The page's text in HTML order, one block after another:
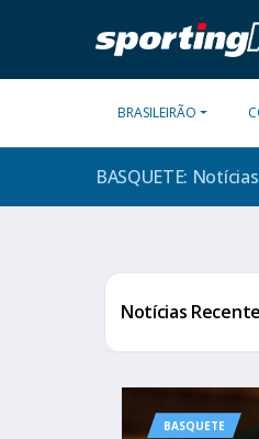
BRASILEIRÃO
BASQUETE:
Notícias
BASQUETE